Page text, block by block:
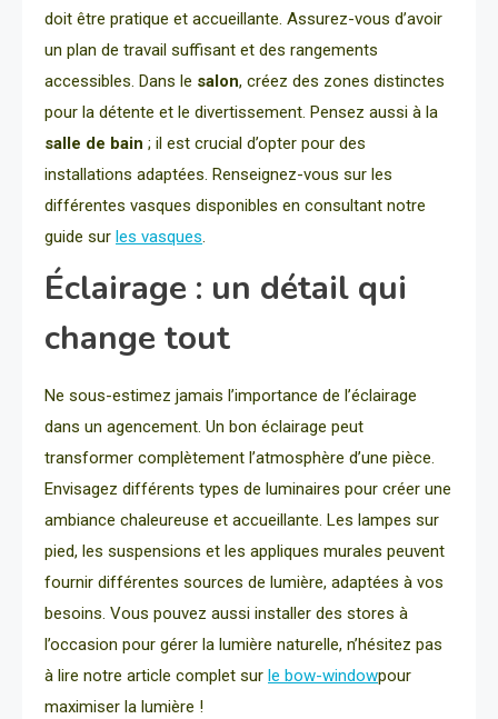
doit être pratique et accueillante. Assurez-vous d’avoir
un plan de travail suffisant et des rangements
accessibles. Dans le salon, créez des zones distinctes
pour la détente et le divertissement. Pensez aussi à la
salle de bain ; il est crucial d’opter pour des
installations adaptées. Renseignez-vous sur les
différentes vasques disponibles en consultant notre
guide sur les vasques.
Éclairage : un détail qui
change tout
Ne sous-estimez jamais l’importance de l’éclairage
dans un agencement. Un bon éclairage peut
transformer complètement l’atmosphère d’une pièce.
Envisagez différents types de luminaires pour créer une
ambiance chaleureuse et accueillante. Les lampes sur
pied, les suspensions et les appliques murales peuvent
fournir différentes sources de lumière, adaptées à vos
besoins. Vous pouvez aussi installer des stores à
l’occasion pour gérer la lumière naturelle, n’hésitez pas
à lire notre article complet sur le bow-windowpour
maximiser la lumière !